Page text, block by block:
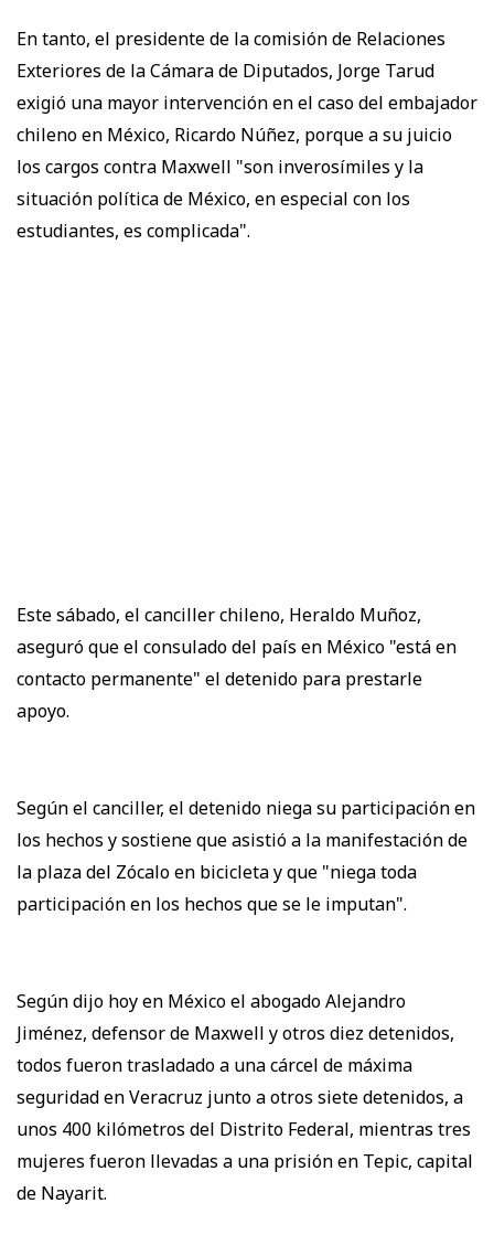
En tanto, el presidente de la comisión de Relaciones
Exteriores de la Cámara de Diputados, Jorge Tarud
exigió una mayor intervención en el caso del embajador
chileno en México, Ricardo Núñez, porque a su juicio
los cargos contra Maxwell "son inverosímiles y la
situación política de México, en especial con los
estudiantes, es complicada".
Este sábado, el canciller chileno, Heraldo Muñoz,
aseguró que el consulado del país en México "está en
contacto permanente" el detenido para prestarle
apoyo.
Según el canciller, el detenido niega su participación en
los hechos y sostiene que asistió a la manifestación de
la plaza del Zócalo en bicicleta y que "niega toda
participación en los hechos que se le imputan".
Según dijo hoy en México el abogado Alejandro
Jiménez, defensor de Maxwell y otros diez detenidos,
todos fueron trasladado a una cárcel de máxima
seguridad en Veracruz junto a otros siete detenidos, a
unos 400 kilómetros del Distrito Federal, mientras tres
mujeres fueron llevadas a una prisión en Tepic, capital
de Nayarit.